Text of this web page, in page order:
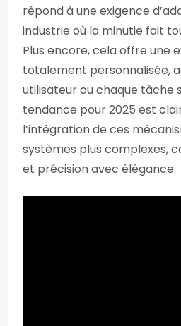
répond à une exigence
industrie où la minutie fait
Plus encore, cela offre une
totalement personnalisée,
utilisateur ou chaque tâche
tendance pour 2025 est
l’intégration de ces
systèmes plus complexes,
et précision avec élégance.